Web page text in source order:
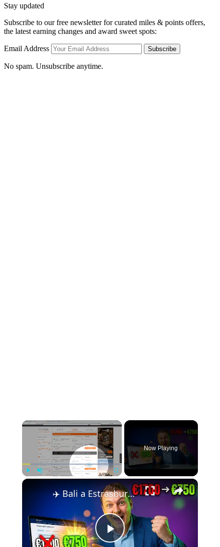
Stay updated
Subscribe to our free newsletter for curated miles & points offers,
the latest earning changes and award sweet spots:
Email Address Subscribe
No spam. Unsubscribe anytime.
Unmute Fullscreen
Now Playing
Play
✈️ Bali a Estrasburgo por 750 € en vez de 1700 € — El Truco de Vuelos que Ocultan las Comparadoras 🤯